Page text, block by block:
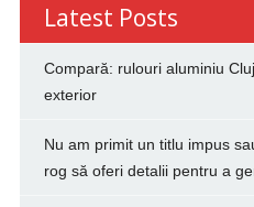
Latest Posts
Compară: rulouri aluminiu
exterior
Nu am primit un titlu impus
rog să oferi detalii pentru a